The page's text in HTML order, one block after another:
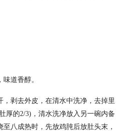
道香醇。
剥去外皮，在清水中洗净，去掉里
厚的2/3)，清水洗净放入另一碗内备
八成热时，先放鸡肫后放肚头末，